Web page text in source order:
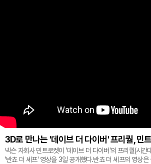
3D로 만나는 '데이브 더 다이버' 프리퀄, 민
넥슨 자회사 민트로켓이 '데이브 더 다이버'의 프리퀄(시간
'반쵸 더 셰프' 영상을 3일 공개했다.반쵸 더 셰프의 영상은